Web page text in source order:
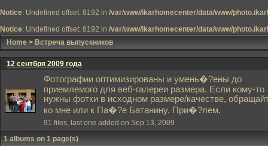
Notice: Undefined offset: 8192 in /var/www/ikarhomecenter/data/www/
Notice: Undefined offset: 8192 in /var/www/ikarhomecenter/data/www/
Home > Встреча выпускников
12 сентбря 2009 года
Фотографии оптимизированы и умень�?ены до
приемлемого для веб-галереи размера. Если кому-то
нужны фотки в исходном размере/качестве,
ко мне или к Па�?е Батанину. При�?лем.
91 files, last one added on Sep 13, 2009
1 albums on 1 page(s)